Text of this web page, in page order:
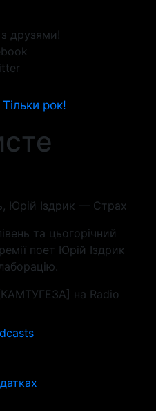
з друзями!
рок!
Юрій Іздрик — Страх
та цьогорічний
поет Юрій Іздрик
на Radio